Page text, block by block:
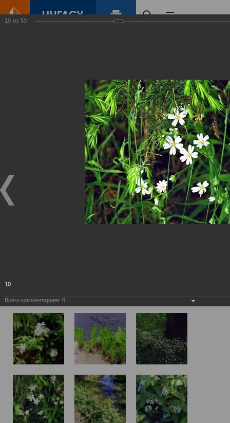
Виртуальные
выставки
(фотоальбомы)
10 из 53
10
Всего комментариев: 0